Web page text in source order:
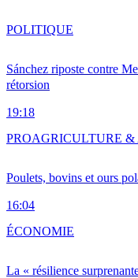
Sánchez riposte contre
rétorsion
19:18
POLITIQUE
Poulets, bovins et ours
16:04
PROAGRICULTURE
La « résilience
ÉCONOMIE